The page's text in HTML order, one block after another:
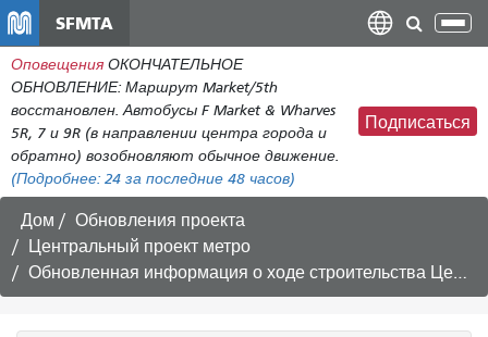
содержанию
SFMTA
Оповещения ОКОНЧАТЕЛЬНОЕ
ОБНОВЛЕНИЕ: Маршрут Market/5th
восстановлен. Автобусы F Market & Wharves
5R, 7 и 9R (в направлении центра города и
обратно) возобновляют обычное движение.
(Подробнее: 24 за последние 48 часов)
Подписаться
Дом
Обновления проекта
Центральный проект метро
Обновленная информация о ходе строительства Центрального метрополитена 02.06.2017